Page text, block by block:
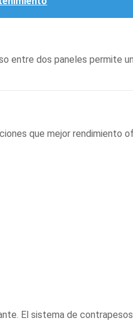
entre dos paneles permite
que mejor rendimiento
El sistema de